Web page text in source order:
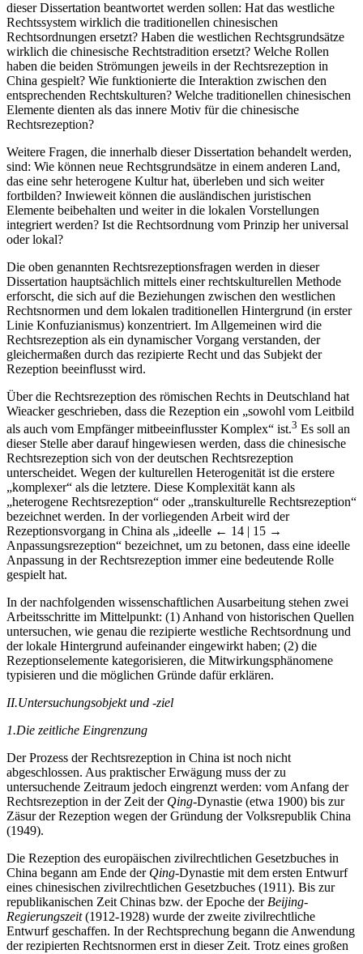
dieser Dissertation beantwortet werden sollen: Hat das westliche
Rechtssystem wirklich die traditionellen chinesischen
Rechtsordnungen ersetzt? Haben die westlichen Rechtsgrundsätze
wirklich die chinesische Rechtstradition ersetzt? Welche Rollen
haben die beiden Strömungen jeweils in der Rechtsrezeption in
China gespielt? Wie funktionierte die Interaktion zwischen den
entsprechenden Rechtskulturen? Welche traditionellen chinesischen
Elemente dienten als das innere Motiv für die chinesische
Rechtsrezeption?
Weitere Fragen, die innerhalb dieser Dissertation behandelt werden,
sind: Wie können neue Rechtsgrundsätze in einem anderen Land,
das eine sehr heterogene Kultur hat, überleben und sich weiter
fortbilden? Inwieweit können die ausländischen juristischen
Elemente beibehalten und weiter in die lokalen Vorstellungen
integriert werden? Ist die Rechtsordnung vom Prinzip her universal
oder lokal?
Die oben genannten Rechtsrezeptionsfragen werden in dieser
Dissertation hauptsächlich mittels einer rechtskulturellen Methode
erforscht, die sich auf die Beziehungen zwischen den westlichen
Rechtsnormen und dem lokalen traditionellen Hintergrund (in erster
Linie Konfuzianismus) konzentriert. Im Allgemeinen wird die
Rechtsrezeption als ein dynamischer Vorgang verstanden, der
gleichermaßen durch das rezipierte Recht und das Subjekt der
Rezeption beeinflusst wird.
Über die Rechtsrezeption des römischen Rechts in Deutschland hat
Wieacker geschrieben, dass die Rezeption ein „sowohl vom Leitbild
als auch vom Empfänger mitbeeinflusster Komplex“ ist.3 Es soll an
dieser Stelle aber darauf hingewiesen werden, dass die chinesische
Rechtsrezeption sich von der deutschen Rechtsrezeption
unterscheidet. Wegen der kulturellen Heterogenität ist die erstere
„komplexer“ als die letztere. Diese Komplexität kann als
„heterogene Rechtsrezeption“ oder „transkulturelle Rechtsrezeption“
bezeichnet werden. In der vorliegenden Arbeit wird der
Rezeptionsvorgang in China als „ideelle ← 14 | 15 →
Anpassungsrezeption“ bezeichnet, um zu betonen, dass eine ideelle
Anpassung in der Rechtsrezeption immer eine bedeutende Rolle
gespielt hat.
In der nachfolgenden wissenschaftlichen Ausarbeitung stehen zwei
Arbeitsschritte im Mittelpunkt: (1) Anhand von historischen Quellen
untersuchen, wie genau die rezipierte westliche Rechtsordnung und
der lokale Hintergrund aufeinander eingewirkt haben; (2) die
Rezeptionselemente kategorisieren, die Mitwirkungsphänomene
typisieren und die möglichen Gründe dafür erklären.
II.Untersuchungsobjekt und -ziel
1.Die zeitliche Eingrenzung
Der Prozess der Rechtsrezeption in China ist noch nicht
abgeschlossen. Aus praktischer Erwägung muss der zu
untersuchende Zeitraum jedoch eingrenzt werden: vom Anfang der
Rechtsrezeption in der Zeit der Qing-Dynastie (etwa 1900) bis zur
Zäsur der Rezeption wegen der Gründung der Volksrepublik China
(1949).
Die Rezeption des europäischen zivilrechtlichen Gesetzbuches in
China begann am Ende der Qing-Dynastie mit dem ersten Entwurf
eines chinesischen zivilrechtlichen Gesetzbuches (1911). Bis zur
republikanischen Zeit Chinas bzw. der Epoche der Beijing-
Regierungszeit(1912-1928) wurde der zweite zivilrechtliche
Entwurf geschaffen. In der Rechtsprechung begann die Anwendung
der rezipierten Rechtsnormen erst in dieser Zeit. Trotz eines großen